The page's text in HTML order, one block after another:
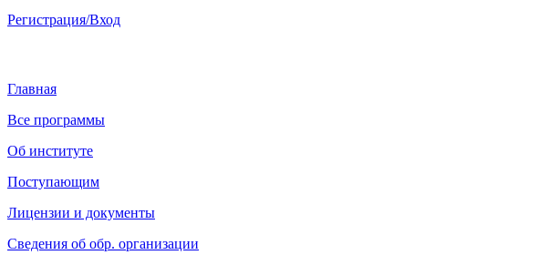
Регистрация/Вход
Главная
Все программы
Об институте
Поступающим
Лицензии и документы
Сведения об обр. организации